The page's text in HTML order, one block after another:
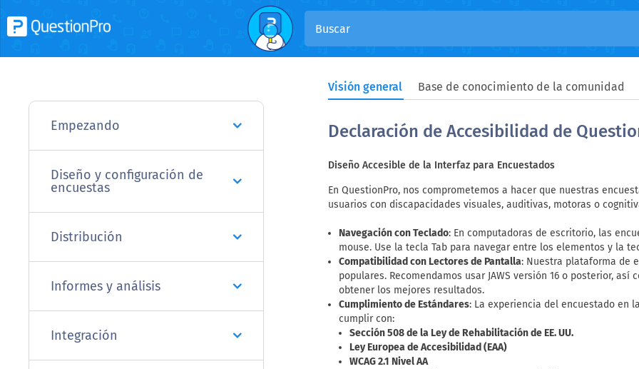
Visión general Base de conocimiento de la comunidad
Empezando
Diseño y configuración de
encuestas
Distribución
Informes y análisis
Integración
Declaración de Accesibilidad de
Diseño Accesible de la Interfaz para Encuestados
En QuestionPro, nos comprometemos a hacer que nuestras
usuarios con discapacidades visuales, auditivas, motoras o
Navegación con Teclado: En computadoras de escritorio, las
mouse. Use la tecla Tab para navegar entre los elementos y la
Compatibilidad con Lectores de Pantalla: Nuestra plataforma de
populares. Recomendamos usar JAWS versión 16 o posterior,
obtener los mejores resultados.
Cumplimiento de Estándares: La experiencia del encuestado en
cumplir con:
Sección 508 de la Ley de Rehabilitación de EE. UU.
Ley Europea de Accesibilidad (EAA)
WCAG 2.1 Nivel AA